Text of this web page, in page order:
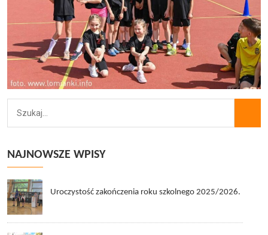
NAJNOWSZE WPISY
Uroczystość zakończenia roku szkolnego 2025/2026.